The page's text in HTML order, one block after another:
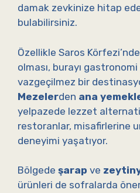
damak zevkinize hitap
bulabilirsiniz.
Özellikle Saros
olması, burayı
vazgeçilmez bir
Mezelerden ana
yelpazede lezzet
restoranlar, misafirlerine
deneyimi yaşatıyor.
Bölgede şarap ve
ürünleri de sofralarda